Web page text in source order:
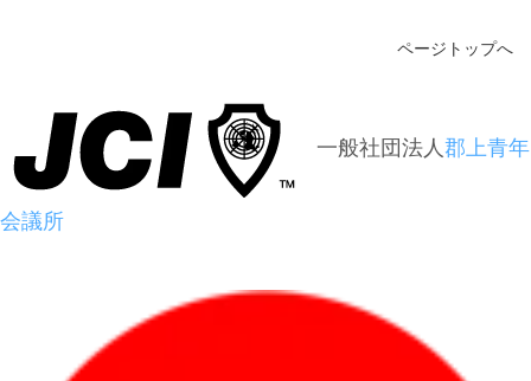
ページトップへ
一般社団法人郡上青年
会議所